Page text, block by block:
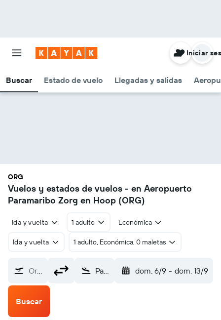
Buscar Estado de vuelo Llegadas y salidas
Iniciar
ORG
Vuelos y estados de vuelos - en Aeropuerto
Paramaribo Zorg en Hoop (ORG)
Ida y vuelta 1 adulto Económica
Ida y vuelta 1 adulto, Económica, 0 maletas
Origen Paramaribo Zorg en Hoop (ORG) dom. 6/9 - dom. 13/9
Buscar